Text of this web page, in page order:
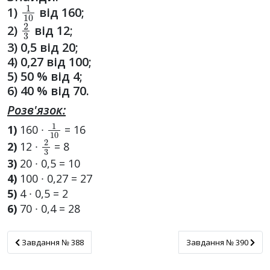
1)
від 160;
2)
23
від 12;
3) 0,5 від 20;
4) 0,27 від 100;
5) 50 % від 4;
6) 40 % від 70.
Розв'язок:
1) 160 ∙ 110= 16
2) 12 ∙ 23= 8
3) 20 ∙ 0,5 = 10
4) 100 ∙ 0,27 = 27
5) 4 ∙ 0,5 = 2
6) 70 ∙ 0,4 = 28
Завдання № 388
Завдання № 388 Завдання № 390
Завдання № 390